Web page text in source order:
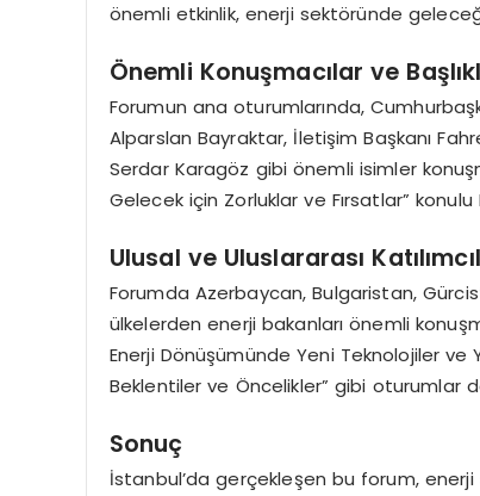
önemli etkinlik, enerji sektöründe
Önemli Konuşmacılar ve
Forumun ana oturumlarında,
Alparslan Bayraktar, İletişim Başkanı
Serdar Karagöz gibi önemli isimler
Gelecek için Zorluklar ve Fırsatlar”
Ulusal ve Uluslararası
Forumda Azerbaycan, Bulgaristan,
ülkelerden enerji bakanları önemli
Enerji Dönüşümünde Yeni Teknolojiler ve
Beklentiler ve Öncelikler” gibi oturumlar
Sonuç
İstanbul’da gerçekleşen bu forum, enerji